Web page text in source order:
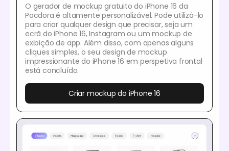
O gerador de mockup gratuito do iPhone 16 da
Pacdora é altamente personalizável. Pode utilizá-lo
para criar qualquer design que precisar, seja um
ecrã do iPhone 16, Instagram ou um mockup de
exibição de app. Além disso, com apenas alguns
cliques simples, o seu design de mockup
impressionante do iPhone 16 em perspetiva frontal
está concluído.
Criar mockup do iPhone 16